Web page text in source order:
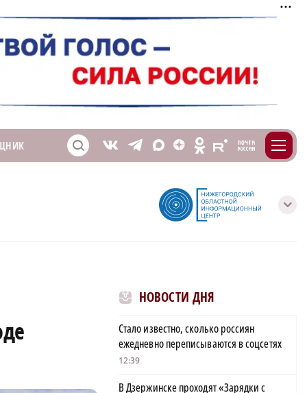
S V T X Z O E m
с
НОВОСТИ ДНЯ
Стало известно, сколько россиян
ежедневно переписываются в соцсетях
12:39
В Дзержинске проходят «Зарядки с